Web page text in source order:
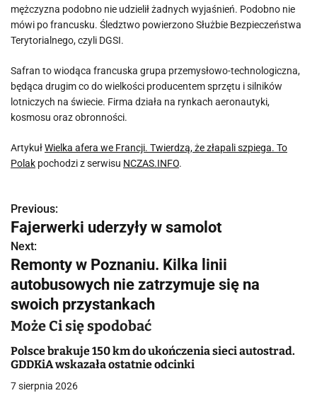
mężczyzna podobno nie udzielił żadnych wyjaśnień. Podobno nie
mówi po francusku. Śledztwo powierzono Służbie Bezpieczeństwa
Terytorialnego, czyli DGSI.
Safran to wiodąca francuska grupa przemysłowo-technologiczna,
będąca drugim co do wielkości producentem sprzętu i silników
lotniczych na świecie. Firma działa na rynkach aeronautyki,
kosmosu oraz obronności.
ArtykułWielka afera we Francji. Twierdzą, że złapali szpiega. To
Polak pochodzi z serwisu NCZAS.INFO.
N
a
w
i
g
a
c
Previous:
Fajerwerki uderzyły w samolot
Next:
Remonty w Poznaniu. Kilka linii
autobusowych nie zatrzymuje się na
swoich przystankach
Może Ci się spodobać
Polsce brakuje 150 km do ukończenia sieci autostrad.
GDDKiA wskazała ostatnie odcinki
7 sierpnia 2026